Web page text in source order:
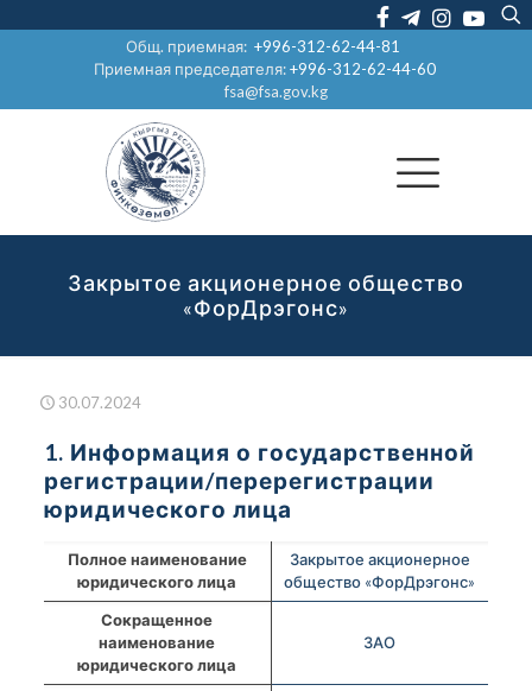
Общ. приемная:+996-312-62-44-81
Приемная председателя:+996-312-62-44-60
fsa@fsa.gov.kg
Закрытое акционерное общество
«ФорДрэгонс»
30.07.2024
1. Информация о государственной
регистрации/перерегистрации
юридического лица
Полное наименование
юридического лица
Закрытое акционерное
общество «ФорДрэгонс»
Сокращенное
наименование
юридического лица
ЗАО